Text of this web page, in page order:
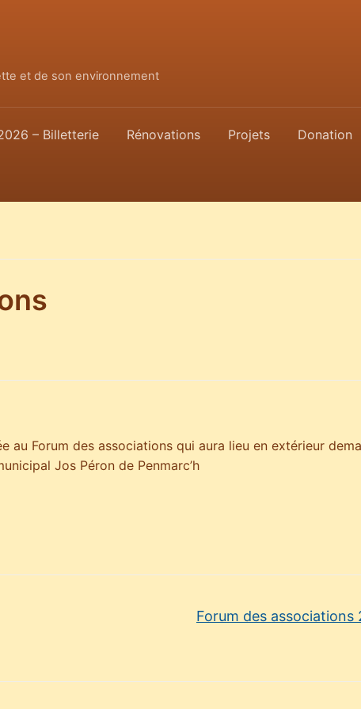
et de son environnement
– Billetterie Rénovations Projets Donation
au Forum des associations qui aura lieu en extérieur
Jos Péron de Penmarc’h
Forum des associations